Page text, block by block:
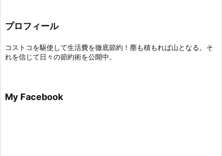
プロフィール
コストコを駆使して生活費を徹底節約！塵も積もれば山となる。そ
れを信じて日々の節約術を公開中。
My Facebook